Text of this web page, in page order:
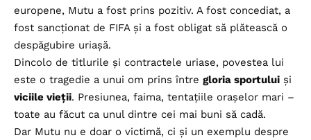
europene, Mutu a fost prins pozitiv. A fost concediat, a
fost sancționat de FIFA și a fost obligat să plătească o
despăgubire uriașă.
Dincolo de titlurile și contractele uriase, povestea lui
este o tragedie a unui om prins între gloria sportului și
viciile vieții. Presiunea, faima, tentațiile orașelor mari –
toate au făcut ca unul dintre cei mai buni să cadă.
Dar Mutu nu e doar o victimă, ci și un exemplu despre